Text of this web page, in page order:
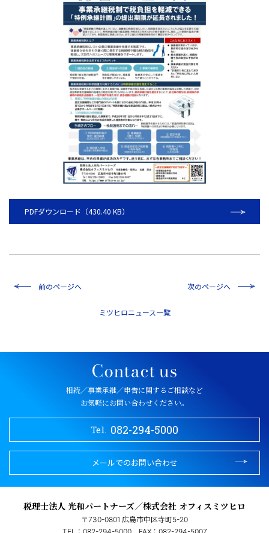
PDFダウンロード（430.40 KB）
前のページへ
一覧
次のページへ
相続／事業承継／申告に関するご相談など
お気軽にお問い合わせください。
Tel. 082-294-5000
メールでのお問い合わせ
税理士法人 光和パートナーズ／株式会社 オフィスミツヒロ
〒730-0801 広島市中区寺町5-20